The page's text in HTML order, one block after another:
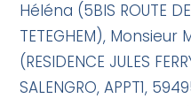
Héléna (5BIS ROUTE
TETEGHEM), Monsieur
(RESIDENCE JULES
SALENGRO, APPT1,